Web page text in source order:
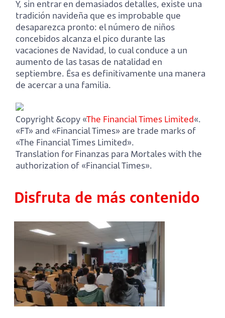
Y, sin entrar en demasiados detalles, existe una
tradición navideña que es improbable que
desaparezca pronto: el número de niños
concebidos alcanza el pico durante las
vacaciones de Navidad, lo cual conduce a un
aumento de las tasas de natalidad en
septiembre. Ésa es definitivamente una manera
de acercar a una familia.
Copyright &copy «The Financial Times Limited«.
«FT» and «Financial Times» are trade marks of
«The Financial Times Limited».
Translation for Finanzas para Mortales with the
authorization of «Financial Times».
Disfruta de más contenido